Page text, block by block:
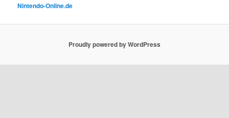
Nintendo-Online.de
Proudly powered by WordPress